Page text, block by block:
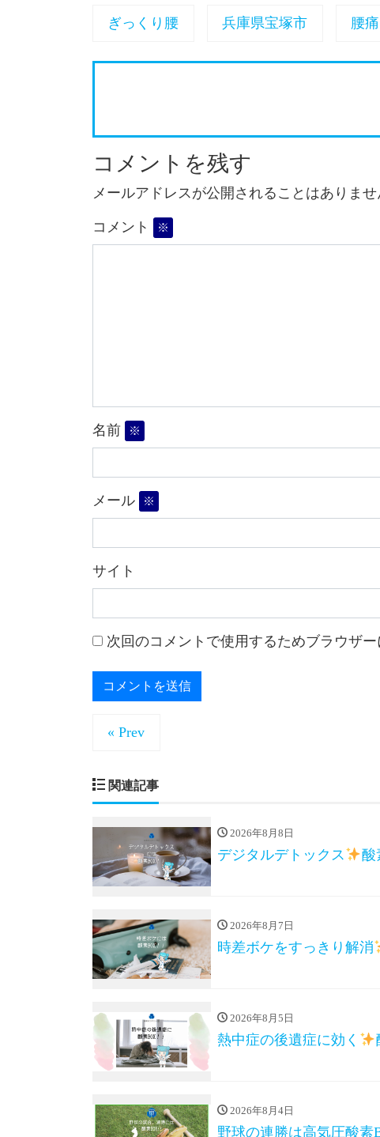
ぎっくり腰 兵庫県宝塚市 腰痛
コメントを残す
メールアドレスが公開されることはありませ
コメント ※
名前 ※
メール ※
サイト
次回のコメントで使用するためブラウザ
« Prev
関連記事
2026年8月8日
デジタルデトックス 酸
2026年8月7日
時差ボケをすっきり解消
2026年8月5日
熱中症の後遺症に効く
2026年8月4日
野球の連勝は高気圧酸